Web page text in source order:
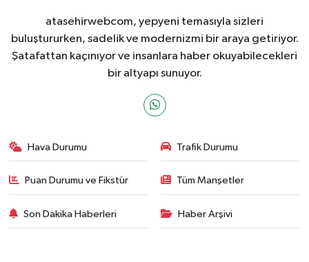
atasehirwebcom, yepyeni temasıyla sizleri
buluştururken, sadelik ve modernizmi bir araya getiriyor.
Şatafattan kaçınıyor ve insanlara haber okuyabilecekleri
bir altyapı sunuyor.
Hava Durumu Trafik Durumu
Puan Durumu ve Fikstür Tüm Manşetler
Son Dakika Haberleri Haber Arşivi